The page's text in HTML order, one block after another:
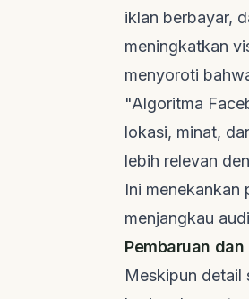
iklan berbayar,
meningkatkan
menyoroti
"Algoritma
lokasi, minat,
lebih relevan
Ini menekankan
menjangkau
Pembaruan
Meskipun